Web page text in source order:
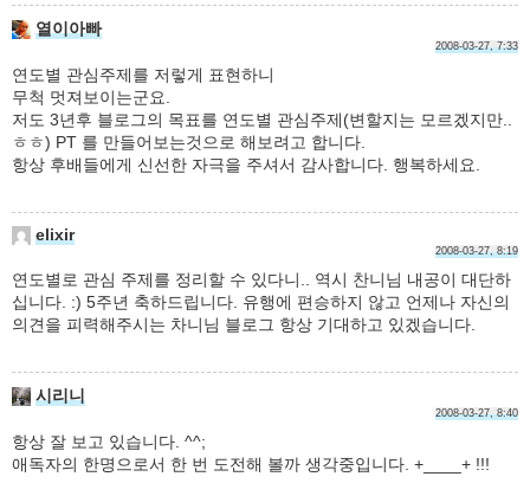
열이아빠
2008-03-27, 7:33
연도별 관심주제를 저렇게 표현하니
무척 멋져보이는군요.
저도 3년후 블로그의 목표를 연도별 관심주제(변할지는 모르겠지만..
ㅎㅎ) PT 를 만들어보는것으로 해보려고 합니다.
항상 후배들에게 신선한 자극을 주셔서 감사합니다. 행복하세요.
elixir
2008-03-27, 8:19
연도별로 관심 주제를 정리할 수 있다니.. 역시 찬니님 내공이 대단하
십니다. :) 5주년 축하드립니다. 유행에 편승하지 않고 언제나 자신의
의견을 피력해주시는 차니님 블로그 항상 기대하고 있겠습니다.
시리니
2008-03-27, 8:40
항상 잘 보고 있습니다. ^^;
애독자의 한명으로서 한 번 도전해 볼까 생각중입니다. +____+ !!!